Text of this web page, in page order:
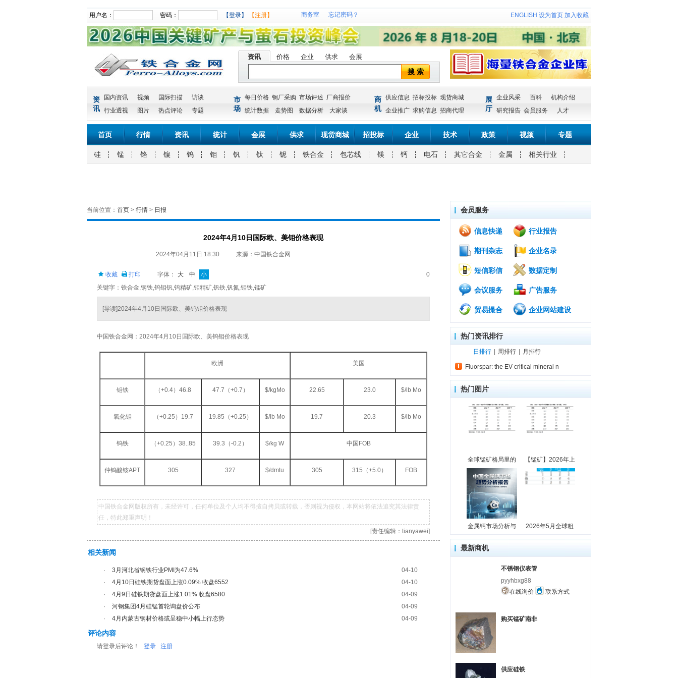
用户名： 密码： 【登录】 【注册】 商务室 忘记密码？ ENGLISH 设为首页 加入收藏
资讯 价格 企业 供求 会展
搜 索
资
讯
国内资讯 视频 国际扫描
访谈
行业透视
图片 热点评论 专题
市
场
每日价格 钢厂采购 市场评述 厂商报价
统计数据
走势图 数据分析 大家谈
商
机
供应信息 招标投标 现货商城
企业推广 求购信息 招商代理
展
厅
企业风采 百科
机构介绍
研究报告 会员服务 人才
首页 行情 资讯 统计 会展 供求 现货商城 招投标 企业 技术 政策 视频 专题
硅 锰 铬 镍 钨 钼 钒 钛 铌 铁合金 包芯线 镁 钙 电石 其它合金 金属 相关行业
当前位置： 首页 > 行情 > 日报
2024年4月10日国际欧、美钼价格表现
2024年04月11日 18:30 来源：中国铁合金网
收藏 打印 字体： 大 中 小
0
关键字：铁合金,钢铁,钨钼钒,钨精矿,钼精矿,钒铁,钒氮,钼铁,锰矿
[导读]2024年4月10日国际欧、美钨钼价格表现
中国铁合金网：2024年4月10日国际欧、美钨钼价格表现
欧洲 美国
钼铁 （+0.4）46.8 47.7（+0.7） $/kgMo 22.65 23.0 $/lb Mo
氧化钼 （+0.25）19.7 19.85（+0.25） $/lb Mo 19.7 20.3 $/lb Mo
钨铁 （+0.25）38..85 39.3（-0.2） $/kg W 中国FOB
仲钨酸铵APT 305 327 $/dmtu 305 315（+5.0） FOB
中国铁合金网版权所有，未经许可，任何单位及个人均不得擅自拷贝或转载，否则视为侵权，本网站将依法追究其法律责
任，特此郑重声明！
[责任编辑：tianyawei]
相关新闻
· 3月河北省钢铁行业PMI为47.6%
04-10
·
4月10日硅铁期货盘面上涨0.09% 收盘6552
04-10
·
4月9日硅铁期货盘面上涨1.01% 收盘6580
04-09
·
河钢集团4月硅锰首轮询盘价公布
04-09
·
4月内蒙古钢材价格或呈稳中小幅上行态势 04-09
评论内容
请登录后评论！ 登录 注册
会员服务
信息快递 行业报告
期刊杂志 企业名录
短信彩信 数据定制
会议服务 广告服务
贸易撮合 企业网站建设
热门资讯排行
日排行 周排行 月排行
Fluorspar: the EV critical mineral n
热门图片
全球锰矿格局里的 【锰矿】2026年上
金属钙市场分析与 2026年5月全球粗
最新商机
不锈钢仪表管
pyyhbxg88
在线询价
联系方式
购买锰矿南非
供应硅铁